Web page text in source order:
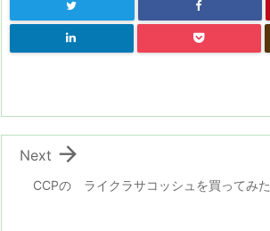
CCPの ライクラサコッシュを買ってみた

Next